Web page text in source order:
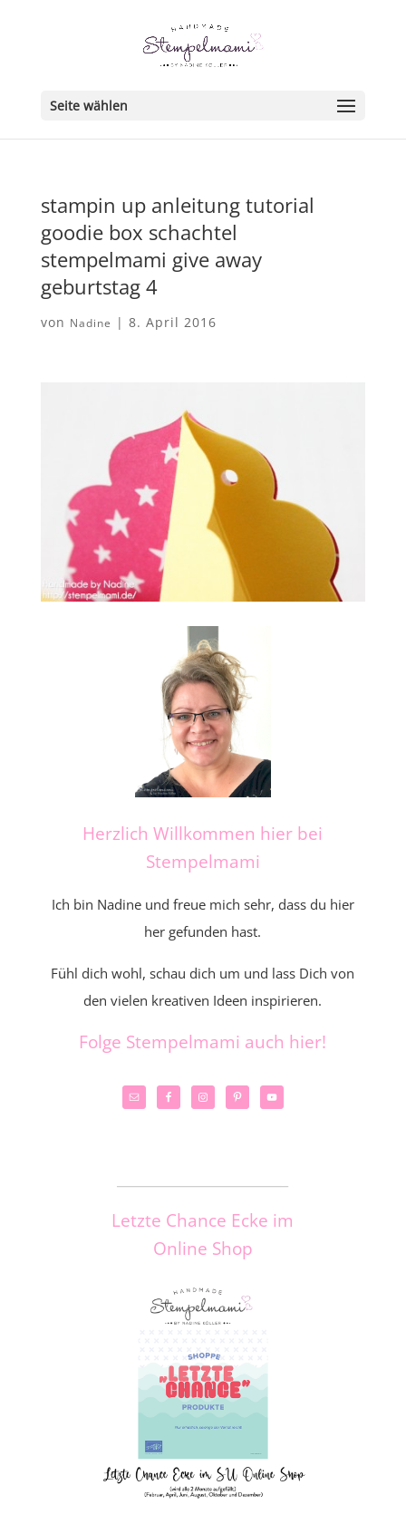
Seite wählen
stampin up anleitung tutorial
goodie box schachtel
stempelmami give away
geburtstag 4
von Nadine | 8. April 2016
Herzlich Willkommen hier bei
Stempelmami
Ich bin Nadine und freue mich sehr, dass du hier
her gefunden hast.
Fühl dich wohl, schau dich um und lass Dich von
den vielen kreativen Ideen inspirieren.
Folge Stempelmami auch hier!
Letzte Chance Ecke im
Online Shop